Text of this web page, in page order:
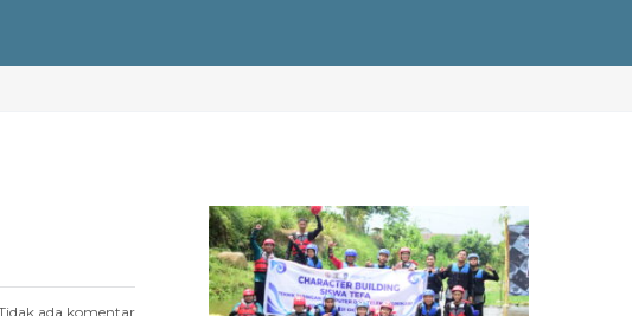
ada komentar